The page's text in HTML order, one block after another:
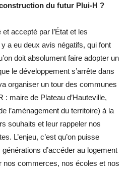
du futur Plui-H ?
et accepté par l’État et les
a eu deux avis négatifs, qui font
doit absolument faire adopter un
le développement s’arrête dans
organiser un tour des communes
maire de Plateau d’Hauteville,
l’aménagement du territoire) à la
souhaits et leur rappeler nos
L’enjeu, c’est qu’on puisse
d’accéder au logement
nos commerces, nos écoles et nos